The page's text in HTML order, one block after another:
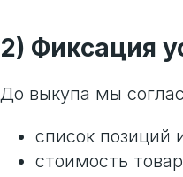
2) Фиксация
До выкупа мы
список позиций
стоимость